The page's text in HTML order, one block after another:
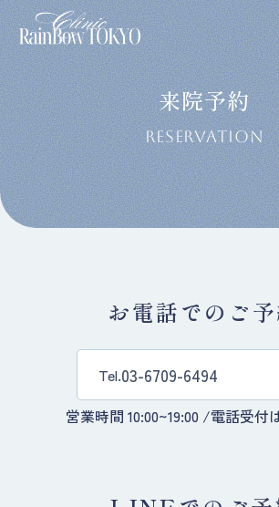
来院予約
RESERVATION
お電話でのご
Tel.03-6709-6494
営業時間 10:00~19:00 /電話受付